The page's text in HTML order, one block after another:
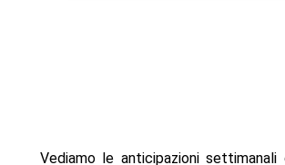
Vediamo le anticipazioni settimanali